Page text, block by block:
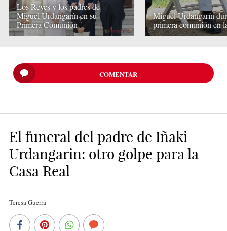
Los Reyes y los padres de
Miguel Urdangarín en su
Primera Comunión
Miguel Urdangarín
primera comunión en
COMENTAR
El funeral del padre de Iñaki
Urdangarin: otro golpe para la
Casa Real
Teresa Guerra